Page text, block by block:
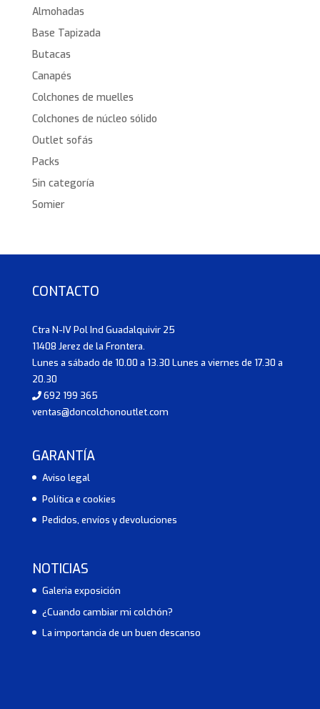
Almohadas
Base Tapizada
Butacas
Canapés
Colchones de muelles
Colchones de núcleo sólido
Outlet sofás
Packs
Sin categoría
Somier
CONTACTO
Ctra N-IV Pol Ind Guadalquivir 25
11408 Jerez de la Frontera.
Lunes a sábado de 10.00 a 13.30 Lunes a viernes de 17.30 a
20.30
692 199 365
ventas@doncolchonoutlet.com
GARANTÍA
Aviso legal
Política e cookies
Pedidos, envíos y devoluciones
NOTICIAS
Galeria exposición
¿Cuando cambiar mi colchón?
La importancia de un buen descanso